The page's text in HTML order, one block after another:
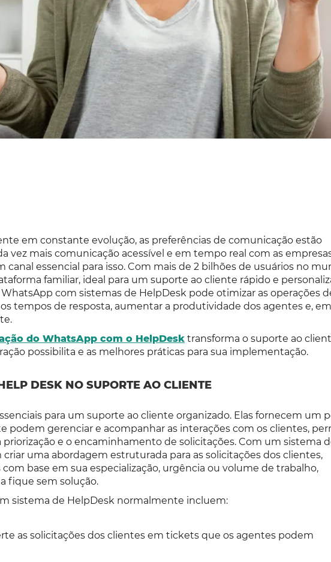
em constante evolução, as preferências de comunicação estão
vez mais comunicação acessível e em tempo real com as
essencial para isso. Com mais de 2 bilhões de usuários no
familiar, ideal para um suporte ao cliente rápido e
com sistemas de HelpDesk pode otimizar as operações
tempos de resposta, aumentar a produtividade dos agentes e,
do WhatsApp com o HelpDesk transforma o suporte ao
possibilita e as melhores práticas para sua implementação.
DESK NO SUPORTE AO CLIENTE
para um suporte ao cliente organizado. Elas fornecem um
podem gerenciar e acompanhar as interações com os clientes,
priorização e o encaminhamento de solicitações. Com um sistema
uma abordagem estruturada para as solicitações dos clientes,
base em sua especialização, urgência ou volume de trabalho,
fique sem solução.
sistema de HelpDesk normalmente incluem:
as solicitações dos clientes em tickets que os agentes podem